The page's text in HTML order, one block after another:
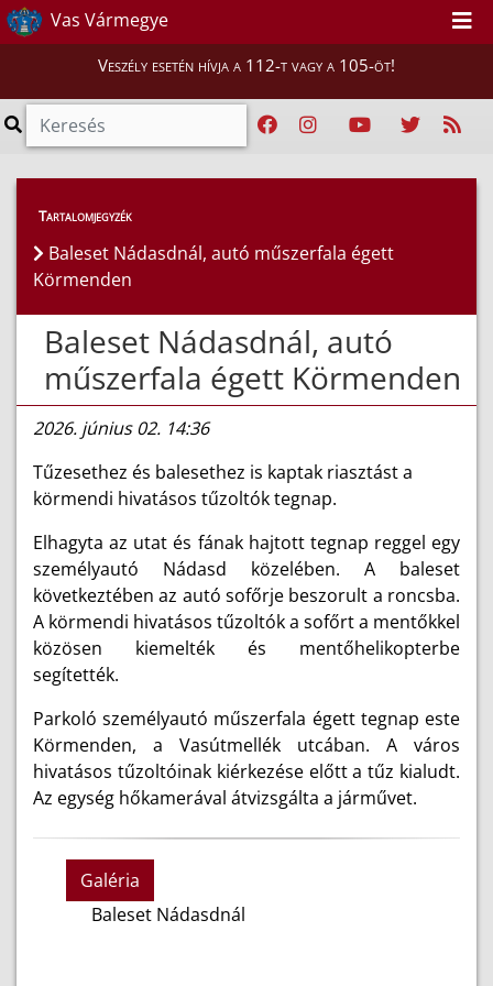
Vas Vármegye
Veszély esetén hívja a 112-t vagy a 105-öt!
Híreink > Hírek
Tartalomjegyzék
Baleset Nádasdnál, autó műszerfala égett
Körmenden
Baleset Nádasdnál, autó
műszerfala égett Körmenden
2026. június 02. 14:36
Tűzesethez és balesethez is kaptak riasztást a
körmendi hivatásos tűzoltók tegnap.
Elhagyta az utat és fának hajtott tegnap reggel egy
személyautó Nádasd közelében. A baleset
következtében az autó sofőrje beszorult a roncsba.
A körmendi hivatásos tűzoltók a sofőrt a mentőkkel
közösen kiemelték és mentőhelikopterbe
segítették.
Parkoló személyautó műszerfala égett tegnap este
Körmenden, a Vasútmellék utcában. A város
hivatásos tűzoltóinak kiérkezése előtt a tűz kialudt.
Az egység hőkamerával átvizsgálta a járművet.
Galéria
Baleset Nádasdnál